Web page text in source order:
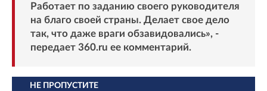
Работает по заданию своего руководителя
на благо своей страны. Делает свое дело
так, что даже враги обзавидовались», -
передает 360.ru ее комментарий.
НЕ ПРОПУСТИТЕ